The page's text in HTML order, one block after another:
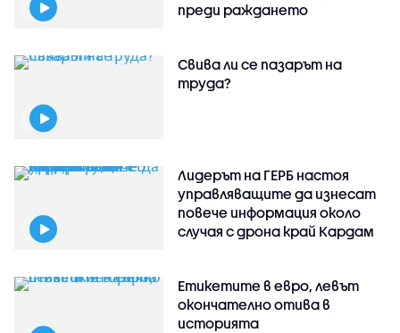
преди раждането
Свива ли се пазарът на
труда?
Лидерът на ГЕРБ настоя
управляващите да изнесат
повече информация около
случая с дрона край Кардам
Етикетите в евро, левът
окончателно отива в
историята